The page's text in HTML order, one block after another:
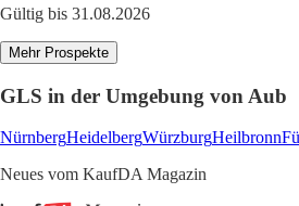
Gültig bis 31.08.2026
Mehr Prospekte
GLS in der Umgebung von Aub
NürnbergHeidelbergWürzburgHeilbronn
Neues vom KaufDA Magazin